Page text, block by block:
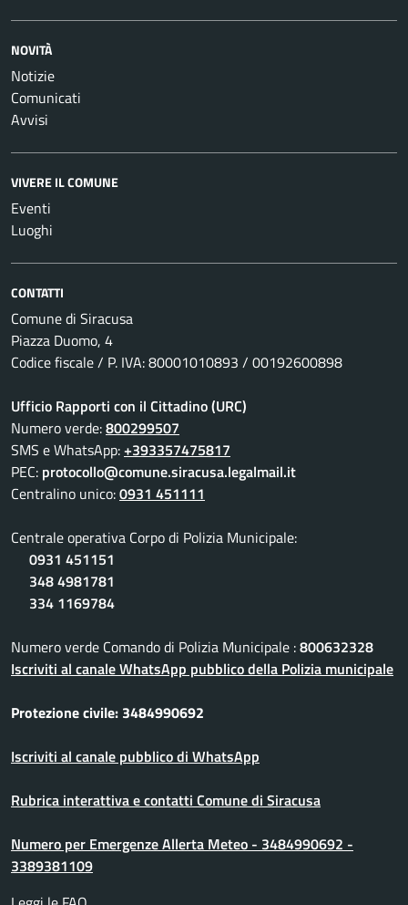
NOVITÀ
Notizie
Comunicati
Avvisi
VIVERE IL COMUNE
Eventi
Luoghi
CONTATTI
Comune di Siracusa
Piazza Duomo, 4
Codice fiscale / P. IVA: 80001010893 / 00192600898
Ufficio Rapporti con il Cittadino (URC)
Numero verde:800299507
SMS e WhatsApp:+393357475817
PEC: protocollo@comune.siracusa.legalmail.it
Centralino unico:0931 451111
Centrale operativa Corpo di Polizia Municipale:
0931 451151
348 4981781
334 1169784
Numero verde Comando di Polizia Municipale :800632328
Iscriviti al canale WhatsApp pubblico della Polizia municipale
Protezione civile: 3484990692
Iscriviti al canale pubblico di WhatsApp
Rubrica interattiva e contatti Comune di Siracusa
Numero per Emergenze Allerta Meteo - 3484990692 -
3389381109